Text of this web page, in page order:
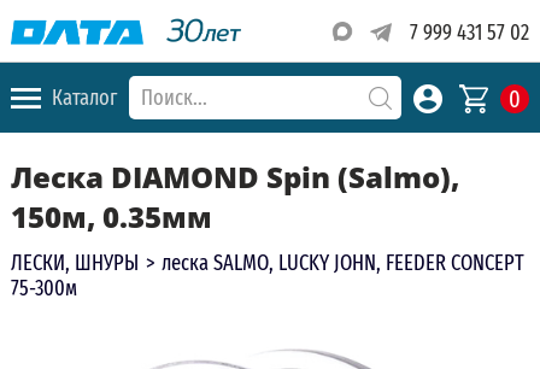
7 999 431 57 02
Каталог 0
Леска DIAMOND Spin (Salmo),
150м, 0.35мм
ЛЕСКИ, ШНУРЫ > леска SALMO, LUCKY JOHN, FEEDER CONCEPT
75-300м